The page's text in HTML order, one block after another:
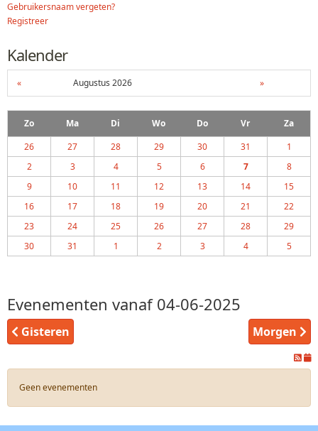
Gebruikersnaam vergeten?
Registreer
Kalender
« Augustus 2026 »
Zo Ma Di Wo Do Vr
Za
26
27 28 29 30 31
1
2
3 4 5 6 7
8
9
10 11 12 13 14
15
16
17 18 19 20 21
22
23
24 25 26 27 28
29
30
31 1 2 3 4 5
Evenementen vanaf 04-06-2025
Gisteren Morgen
Geen evenementen